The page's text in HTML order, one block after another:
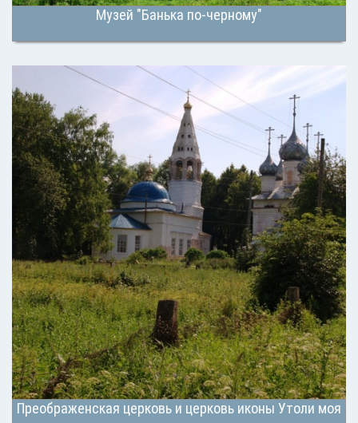
Музей "Банька по-черному"
Преображенская церковь и церковь иконы Утоли моя